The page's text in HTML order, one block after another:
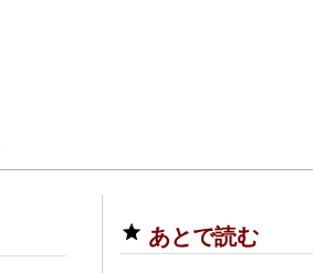
あとで読む